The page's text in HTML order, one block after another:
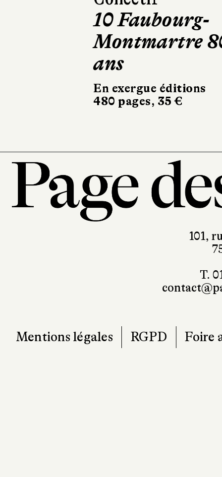
10 Faubourg-
Montmartre
ans
En exergue éditions
480 pages, 35 €
Mourir deux
fois
Robert Laffont
101,
T.
Mentions légales RGPD Foire